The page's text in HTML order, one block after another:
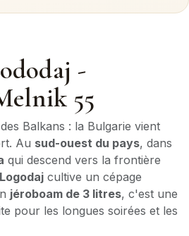
-
55
Balkans : la Bulgarie vient
Au sud-ouest du pays, dans
qui descend vers la frontière
cultive un cépage
jéroboam de 3 litres, c'est une
pour les longues soirées et les